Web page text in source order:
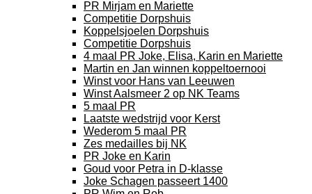
PR Mirjam en Mariette
Competitie Dorpshuis
Koppelsjoelen Dorpshuis
Competitie Dorpshuis
4 maal PR Joke, Elisa, Karin en Mariette
Martin en Jan winnen koppeltoernooi
Winst voor Hans van Leeuwen
Winst Aalsmeer 2 op NK Teams
5 maal PR
Laatste wedstrijd voor Kerst
Wederom 5 maal PR
Zes medailles bij NK
PR Joke en Karin
Goud voor Petra in D-klasse
Joke Schagen passeert 1400